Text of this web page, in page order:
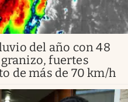
del año con 48
fuertes
de más de 70 km/h